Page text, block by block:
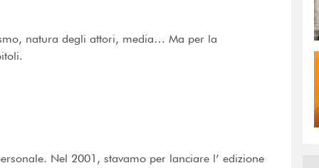
natura degli attori, media… Ma per la
Nel 2001, stavamo per lanciare l’ edizione